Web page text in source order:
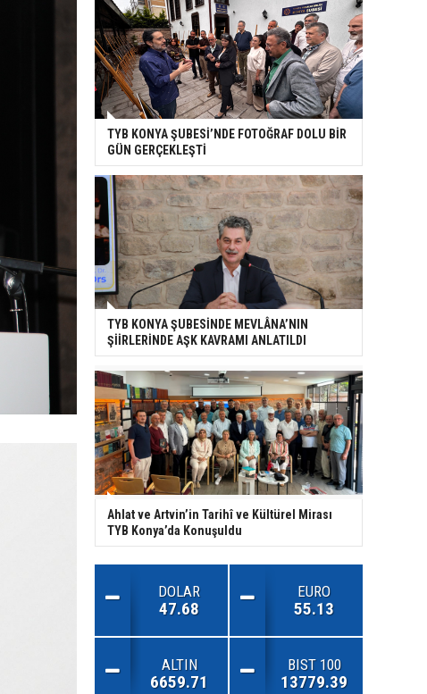
TYB KONYA ŞUBESİ’NDE FOTOĞRAF DOLU BİR
GÜN GERÇEKLEŞTİ
TYB KONYA ŞUBESİNDE MEVLÂNA’NIN
ŞİİRLERİNDE AŞK KAVRAMI ANLATILDI
Ahlat ve Artvin’in Tarihî ve Kültürel Mirası
TYB Konya’da Konuşuldu
DOLAR
47.68
EURO
55.13
ALTIN
6659.71
BIST 100
13779.39